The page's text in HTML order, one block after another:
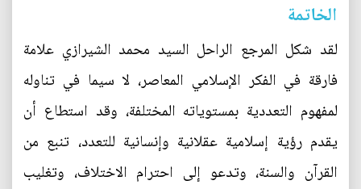
الخاتمة
لقد شكل المرجع الراحل السيد محمد الشيرازي علامة
فارقة في الفكر الإسلامي المعاصر، لا سيما في تناوله
لمفهوم التعددية بمستوياته المختلفة، وقد استطاع أن
يقدم رؤية إسلامية عقلانية وإنسانية للتعدد، تنبع من
القرآن والسنة، وتدعو إلى احترام الاختلاف، وتغليب